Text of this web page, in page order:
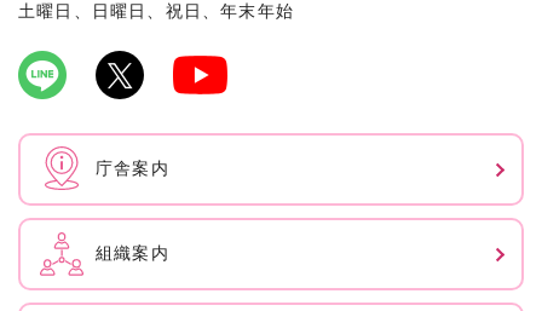
土曜日、日曜日、祝日、年末年始
庁舎案内
組織案内